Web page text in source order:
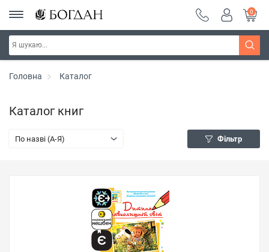
0
Головна Каталог
Каталог книг
По назві (A-Я) Фільтр